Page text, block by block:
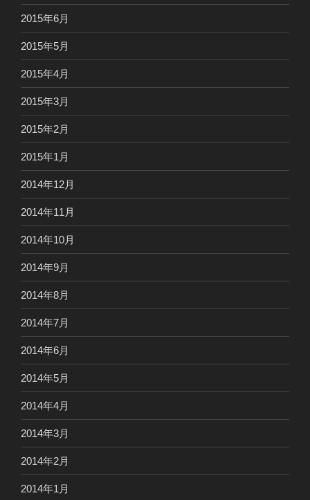
2015年6月
2015年5月
2015年4月
2015年3月
2015年2月
2015年1月
2014年12月
2014年11月
2014年10月
2014年9月
2014年8月
2014年7月
2014年6月
2014年5月
2014年4月
2014年3月
2014年2月
2014年1月